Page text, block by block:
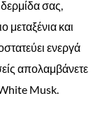
σας,
μεταξένια και
ενεργά
απολαμβάνετε
Musk.